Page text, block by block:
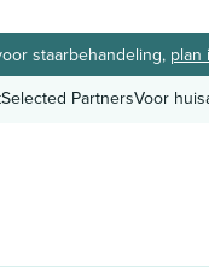
staarbehandeling, plan
Selected PartnersVoor